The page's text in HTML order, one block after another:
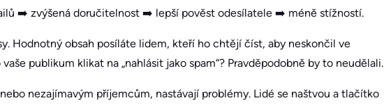
➡️ zvýšená doručitelnost ➡️ lepší pověst odesílatele ➡️ méně stížností.
Hodnotný obsah posíláte lidem, kteří ho chtějí číst, aby neskončil ve
publikum klikat na „nahlásit jako spam“? Pravděpodobně by to neudělali.
nezajímavým příjemcům, nastávají problémy. Lidé se naštvou a tlačítko